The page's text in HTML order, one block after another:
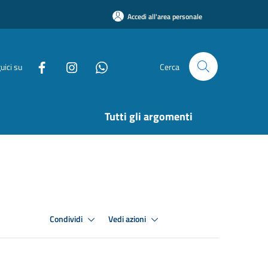
Accedi all'area personale
su Cerca
Tutti gli argomenti
Condividi Vedi azioni